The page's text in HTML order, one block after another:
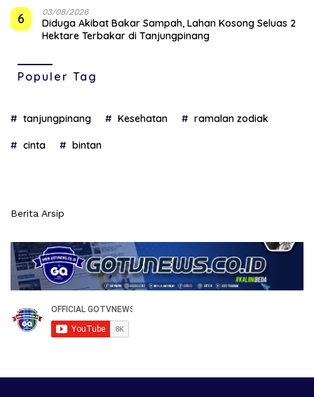
6 03/08/2026
Diduga Akibat Bakar Sampah, Lahan Kosong Seluas 2
Hektare Terbakar di Tanjungpinang
Populer Tag
tanjungpinang Kesehatan ramalan zodiak
cinta bintan
Berita Arsip